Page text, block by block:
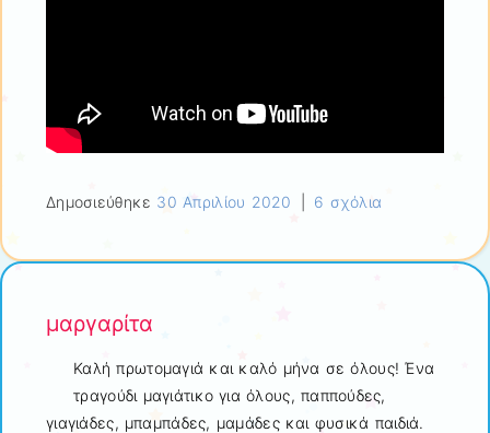
Δημοσιεύθηκε 30 Απριλίου 2020 6 σχόλια
μαργαρίτα
Καλή πρωτομαγιά και καλό μήνα σε όλους! Ένα
τραγούδι μαγιάτικο για όλους, παππούδες,
γιαγιάδες, μπαμπάδες, μαμάδες και φυσικά παιδιά.